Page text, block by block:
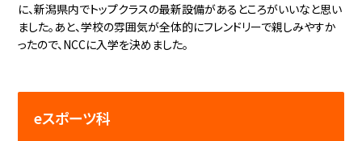
に、新潟県内でトップクラスの最新設備があるところがいいなと思い
ました。あと、学校の雰囲気が全体的にフレンドリーで親しみやすか
ったので、NCCに入学を決めました。
eスポーツ科